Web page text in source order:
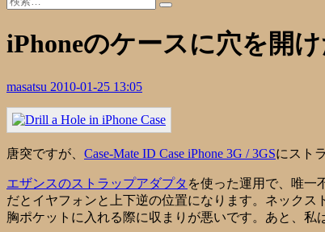
iPhoneのケースに穴を開け
masatsu 2010-01-25 13:05
唐突ですが、 Case-Mate ID Case iPhone 3G / 3GSにスト
エザンスのストラップアダプタ を使った運用で、唯一
だとイヤフォンと上下逆の位置になります。ネック
胸ポケットに入れる際に収まりが悪いです。あと、